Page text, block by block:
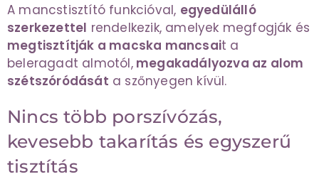
A mancstisztító funkcióval, egyedülálló
szerkezettel rendelkezik, amelyek megfogják és
megtisztítják a macska mancsait a
beleragadt almotól,megakadályozva az alom
szétszóródását a szőnyegen kívül.
Nincs több porszívózás,
kevesebb takarítás és egyszerű
tisztítás